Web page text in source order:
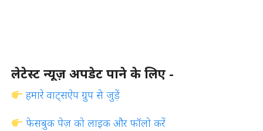
लेटेस्ट न्यूज़ अपडेट पाने के लिए -
हमारे वाट्सऐप ग्रुप से जुड़ें
फेसबुक पेज़ को लाइक और फॉलो करें